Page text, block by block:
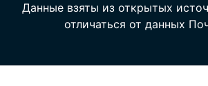
Данные взяты из открытых
отличаться от данных